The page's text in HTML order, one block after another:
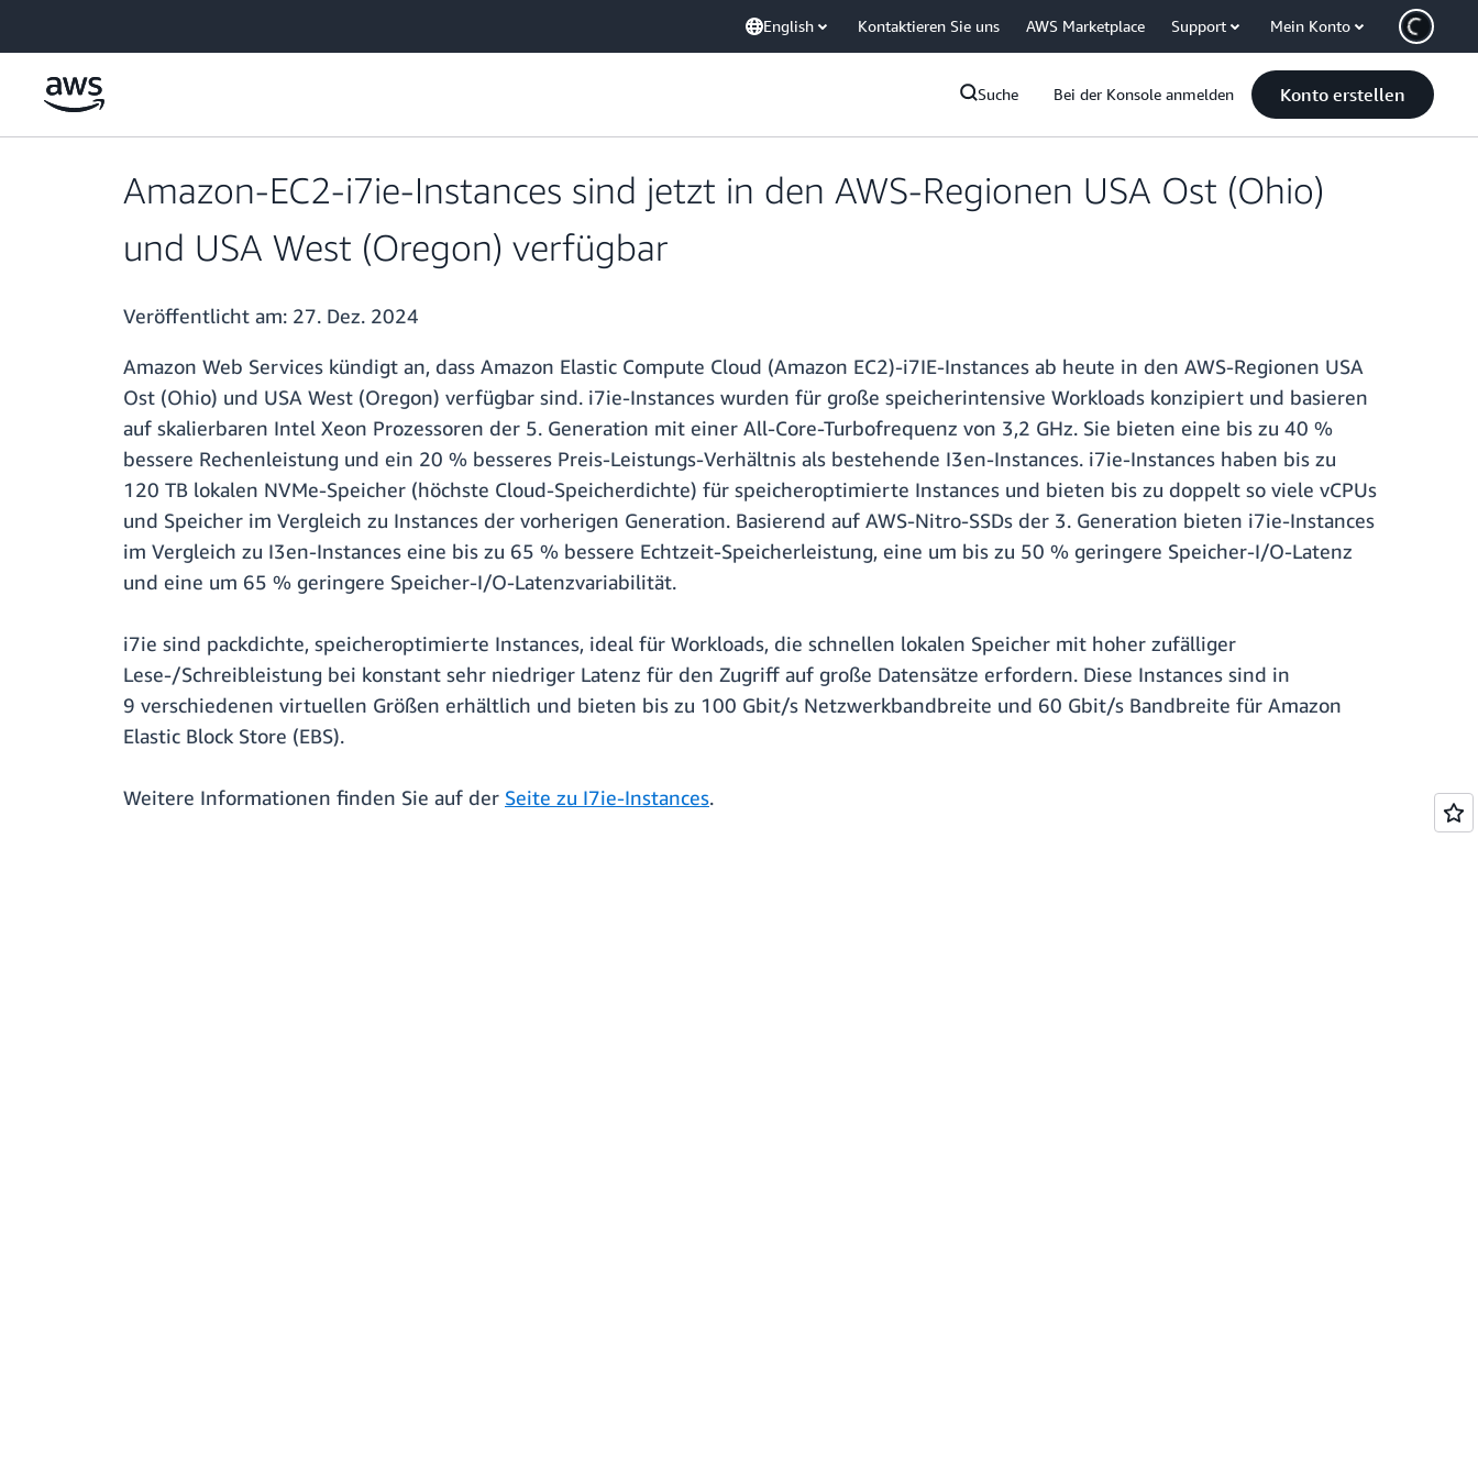
English Kontaktieren Sie uns AWS Marketplace Support Mein Konto
Suche Bei der Konsole anmelden Konto erstellen
Amazon-EC2-i7ie-Instances sind jetzt in den AWS-Regionen USA Ost (Ohio)
und USA West (Oregon) verfügbar
Veröffentlicht am: 27. Dez. 2024
Amazon Web Services kündigt an, dass Amazon Elastic Compute Cloud (Amazon EC2)-i7IE-Instances ab heute in den AWS-Regionen USA
Ost (Ohio) und USA West (Oregon) verfügbar sind. i7ie-Instances wurden für große speicherintensive Workloads konzipiert und basieren
auf skalierbaren Intel Xeon Prozessoren der 5. Generation mit einer All-Core-Turbofrequenz von 3,2 GHz. Sie bieten eine bis zu 40 %
bessere Rechenleistung und ein 20 % besseres Preis-Leistungs-Verhältnis als bestehende I3en-Instances. i7ie-Instances haben bis zu
120 TB lokalen NVMe-Speicher (höchste Cloud-Speicherdichte) für speicheroptimierte Instances und bieten bis zu doppelt so viele vCPUs
und Speicher im Vergleich zu Instances der vorherigen Generation. Basierend auf AWS-Nitro-SSDs der 3. Generation bieten i7ie-Instances
im Vergleich zu I3en-Instances eine bis zu 65 % bessere Echtzeit-Speicherleistung, eine um bis zu 50 % geringere Speicher-I/O-Latenz
und eine um 65 % geringere Speicher-I/O-Latenzvariabilität.
i7ie sind packdichte, speicheroptimierte Instances, ideal für Workloads, die schnellen lokalen Speicher mit hoher zufälliger
Lese-/Schreibleistung bei konstant sehr niedriger Latenz für den Zugriff auf große Datensätze erfordern. Diese Instances sind in
9 verschiedenen virtuellen Größen erhältlich und bieten bis zu 100 Gbit/s Netzwerkbandbreite und 60 Gbit/s Bandbreite für Amazon
Elastic Block Store (EBS).
Weitere Informationen finden Sie auf der Seite zu I7ie-Instances.